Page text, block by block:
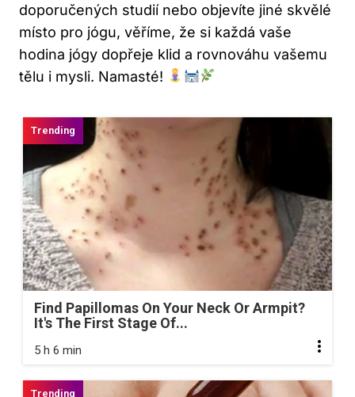
doporučených studií nebo objevíte jiné skvělé
místo pro jógu, věříme, že si každá vaše
hodina jógy dopřeje klid a rovnováhu vašemu
tělu i mysli. Namasté!
Find Papillomas On Your Neck Or Armpit?
It's The First Stage Of...
5 h 6 min